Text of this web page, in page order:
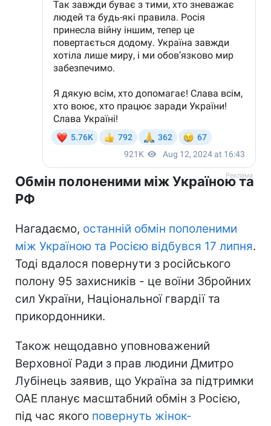
Обмін полоненими між Україною та
РФ
Нагадаємо, останній обмін пополеними
між Україною та Росією відбувся 17 липня.
Тоді вдалося повернути з російського
полону 95 захисників - це воїни Збройних
сил України, Національної гвардії та
прикордонники.
Також нещодавно уповноважений
Верховної Ради з прав людини Дмитро
Лубінець заявив, що Україна за підтримки
ОАЕ планує масштабний обмін з Росією,
під час якого повернуть жінок-